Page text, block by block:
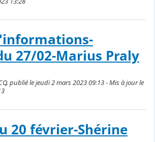
27/02-Marius Praly
publié le jeudi 2 mars 2023 09:13 - Mis à jour le
20 février-Shérine